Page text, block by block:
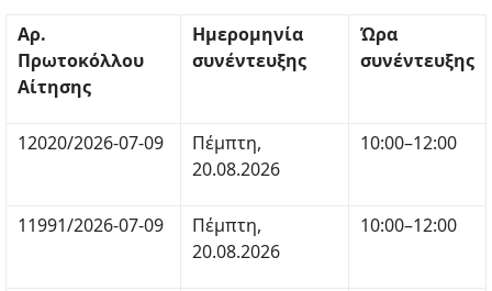
Αρ.
Πρωτοκόλλου
Αίτησης
Ημερομηνία
συνέντευξης
Ώρα
συνέντευξης
12020/2026-07-09
Πέμπτη,
20.08.2026
10:00–12:00
11991/2026-07-09
Πέμπτη,
20.08.2026
10:00–12:00